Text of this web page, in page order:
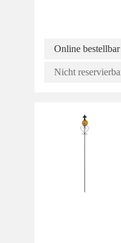
Online bestellbar
Nicht